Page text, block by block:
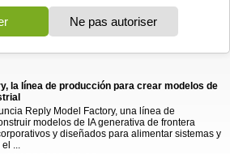
la línea de producción para crear modelos de
Reply Model Factory, una línea de
modelos de IA generativa de frontera
y diseñados para alimentar sistemas y
...